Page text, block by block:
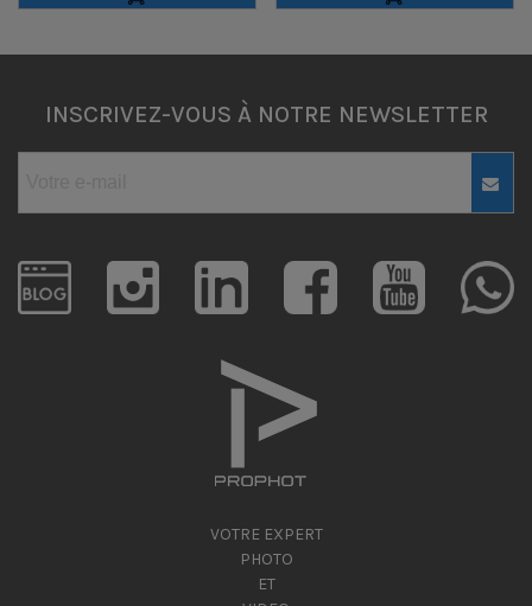
INSCRIVEZ-VOUS À NOTRE NEWSLETTER
VOTRE EXPERT
PHOTO
ET